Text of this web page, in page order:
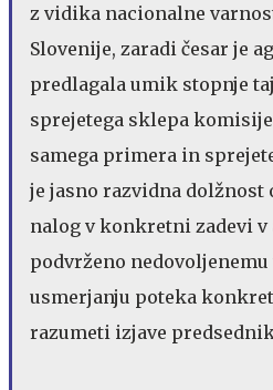
z vidika nacionalne
Slovenije, zaradi česar je
predlagala umik stopnje
sprejetega sklepa
samega primera in
je jasno razvidna dolžnost
nalog v konkretni zadevi
podvrženo
usmerjanju poteka
razumeti izjave